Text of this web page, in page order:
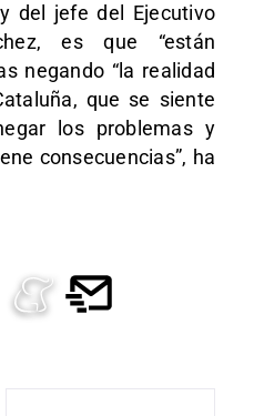
del jefe del Ejecutivo
es que “están
negando “la realidad
que se siente
los problemas y
consecuencias”, ha